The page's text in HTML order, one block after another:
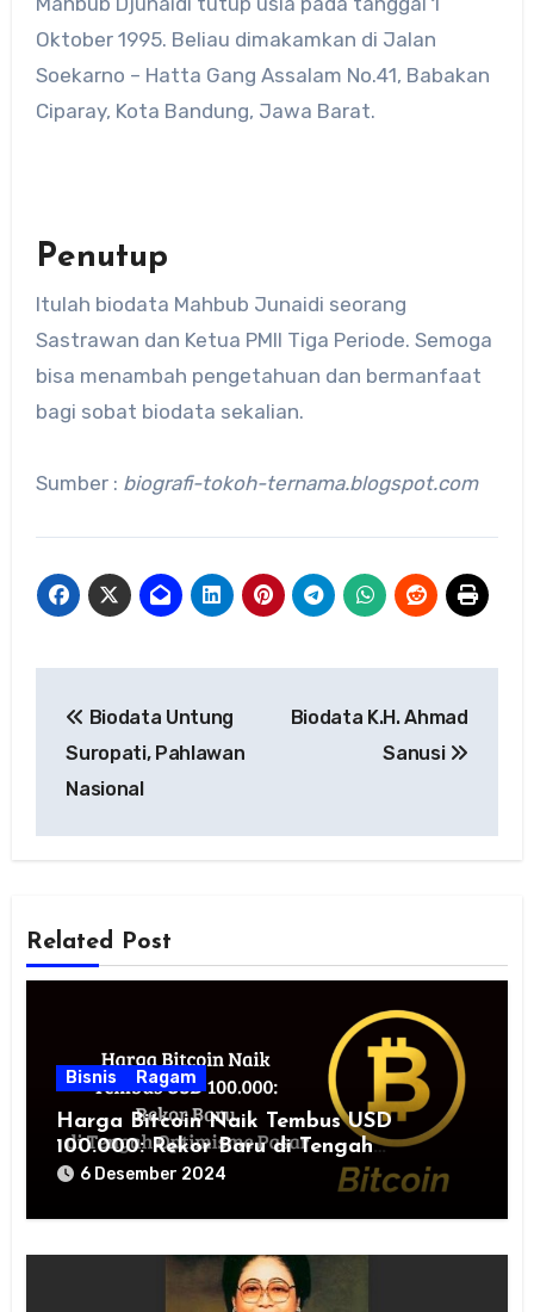
Oktober 1995. Beliau dimakamkan di Jalan
Soekarno – Hatta Gang Assalam No.41, Babakan
Ciparay, Kota Bandung, Jawa Barat.
Penutup
Itulah biodata Mahbub Junaidi seorang
Sastrawan dan Ketua PMII Tiga Periode. Semoga
bisa menambah pengetahuan dan bermanfaat
bagi sobat biodata sekalian.
Sumber : biografi-tokoh-ternama.blogspot.com
pos
Biodata Untung
Suropati, Pahlawan
Nasional
Biodata K.H. Ahmad
Sanusi
Related Post
Bisnis Ragam
Harga Bitcoin Naik Tembus USD
100.000: Rekor Baru di Tengah
Optimisme Pasar
6 Desember 2024